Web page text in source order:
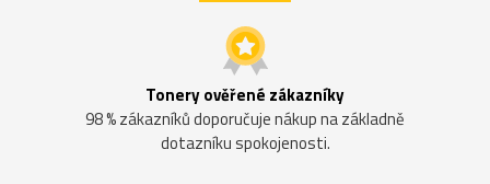
Tonery ověřené zákazníky
98 % zákazníků doporučuje nákup na základně
dotazníku spokojenosti.